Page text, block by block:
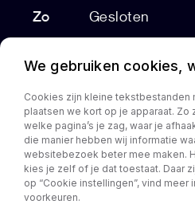
Zo
Gesloten
Bezichtigingen
HomeAanbodDiensten
We gebruiken cookies,
Cookies zijn kleine tekstbestanden
plaatsen we kort op je apparaat.
welke pagina’s je zag, waar je
die manier hebben wij informatie
websitebezoek beter mee maken.
kies je zelf of je dat toestaat. Daar
op “Cookie instellingen”, vind meer
voorkeuren.